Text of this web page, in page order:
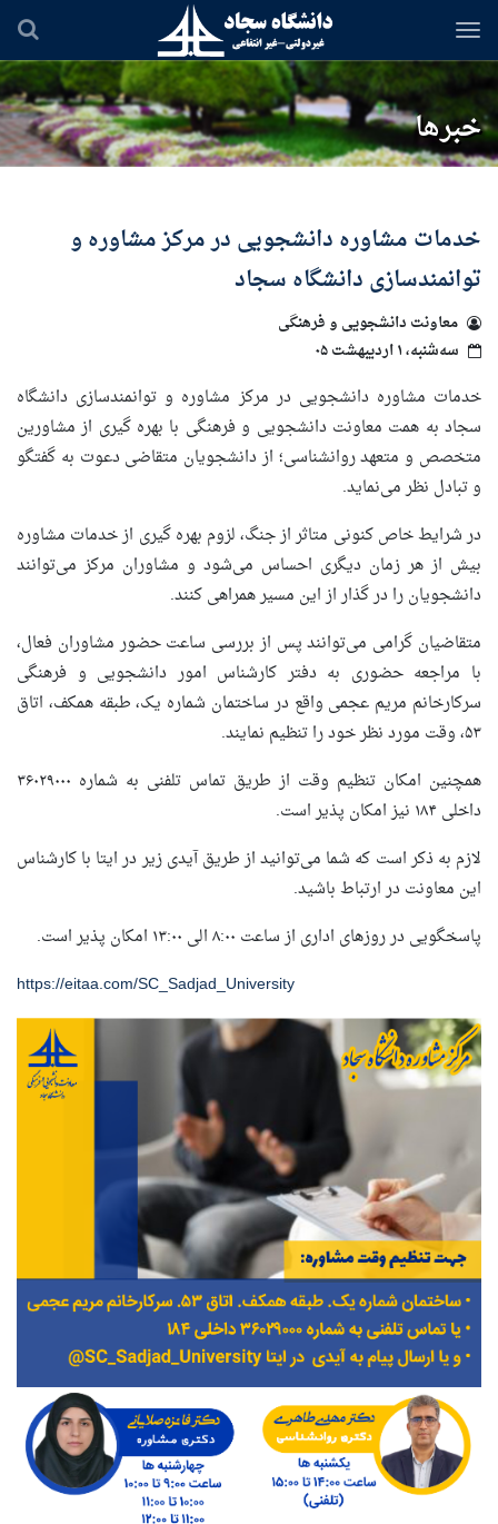
رفتن
محتوای
اصلی
خبرها
خدمات مشاوره دانشجویی در مرکز مشاوره و
توانمندسازی دانشگاه سجاد
معاونت دانشجویی و فرهنگی
سه‌شنبه، ۱ اردیبهشت ۰۵
خدمات مشاوره دانشجویی در مرکز مشاوره و توانمندسازی دانشگاه
سجاد به همت معاونت دانشجویی و فرهنگی با بهره گیری از مشاورین
متخصص و متعهد روانشناسی؛ از دانشجویان متقاضی دعوت به گفتگو
و تبادل نظر می‌نماید.
در شرایط خاص کنونی متاثر از جنگ، لزوم بهره گیری از خدمات مشاوره
بیش از هر زمان دیگری احساس می‌شود و مشاوران مرکز می‌توانند
دانشجویان را در گذار از این مسیر همراهی کنند.
متقاضیان گرامی می‌توانند پس از بررسی ساعت حضور مشاوران فعال،
با مراجعه حضوری به دفتر کارشناس امور دانشجویی و فرهنگی
سرکارخانم مریم عجمی واقع در ساختمان شماره یک، طبقه همکف، اتاق
۵۳، وقت مورد نظر خود را تنظیم نمایند.
همچنین امکان تنظیم وقت از طریق تماس تلفنی به شماره ۳۶۰۲۹۰۰۰
داخلی ۱۸۴ نیز امکان پذیر است.
لازم به ذکر است که شما می‌توانید از طریق آیدی زیر در ایتا با کارشناس
این معاونت در ارتباط باشید.
پاسخگویی در روزهای اداری از ساعت ۸:۰۰ الی ۱۳:۰۰ امکان پذیر است.
https://eitaa.com/SC_Sadjad_University